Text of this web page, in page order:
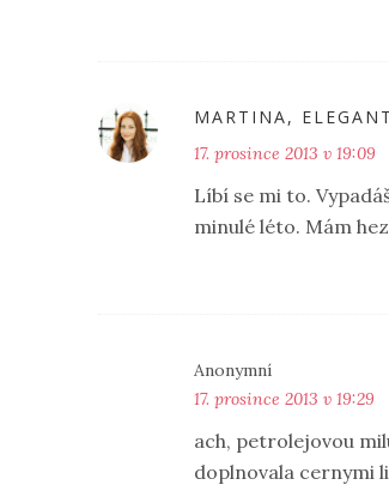
MARTINA,
17. prosince 2013 v 19:09
Líbí se mi to.
minulé léto. Mám
Anonymní
17. prosince 2013 v 19:29
ach, petrolejovou
doplnovala cernymi